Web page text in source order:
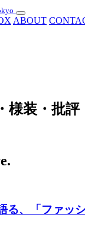
Toggle
navigation
ABOUT
様装・批評
る、「ファッ